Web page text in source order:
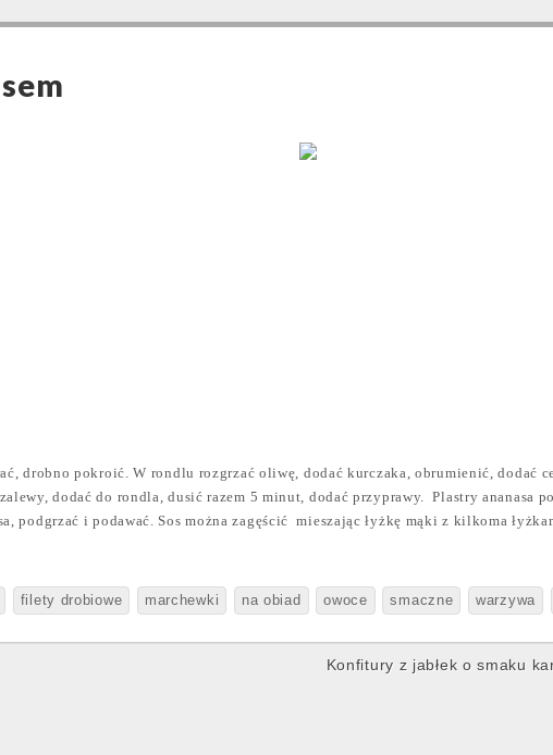
drobno pokroić. W rondlu rozgrzać oliwę, dodać kurczaka, obrumienić, dodać
dodać do rondla, dusić razem 5 minut, dodać przyprawy. Plastry ananasa
podgrzać i podawać. Sos można zagęścić mieszając łyżkę mąki z kilkoma
filety drobiowe marchewki na obiad owoce smaczne warzywa
Konfitury z jabłek o smaku